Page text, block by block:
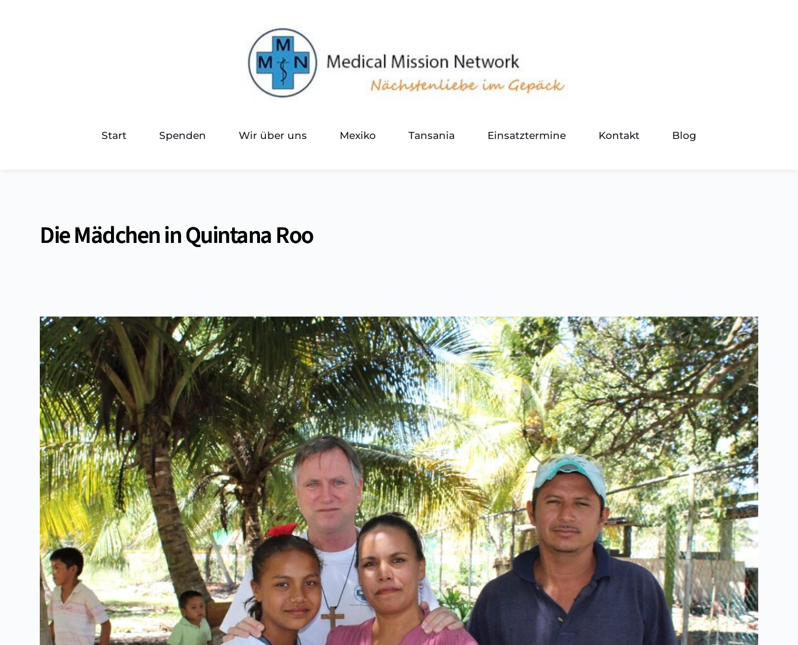
Start Spenden Wir über uns Mexiko Tansania Einsatztermine Kontakt Blog
Die Mädchen in Quintana Roo